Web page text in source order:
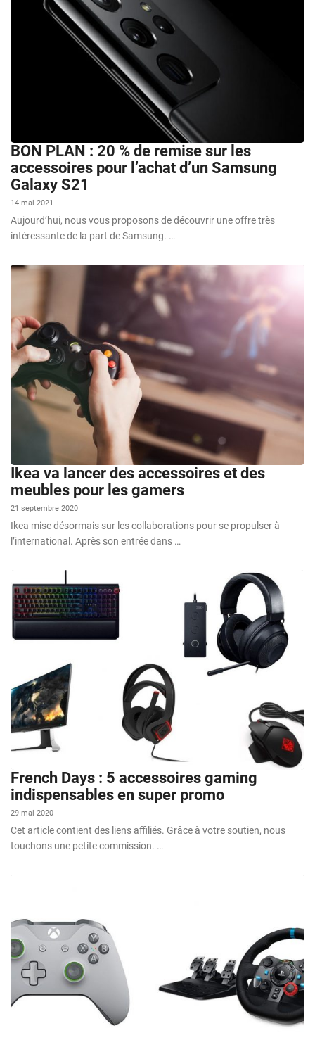
BON PLAN : 20 % de remise sur les
accessoires pour l’achat d’un Samsung
Galaxy S21
14 mai 2021
Aujourd’hui, nous vous proposons de découvrir une offre très
intéressante de la part de Samsung. …
Ikea va lancer des accessoires et des
meubles pour les gamers
21 septembre 2020
Ikea mise désormais sur les collaborations pour se propulser à
l’international. Après son entrée dans …
French Days : 5 accessoires gaming
indispensables en super promo
29 mai 2020
Cet article contient des liens affiliés. Grâce à votre soutien, nous
touchons une petite commission. …